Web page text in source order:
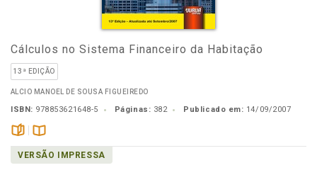
Cálculos no Sistema Financeiro da Habitação
13ª EDIÇÃO
ALCIO MANOEL DE SOUSA FIGUEIREDO
ISBN: 978853621648-5 Páginas: 382 Publicado em: 14/09/2007
páginasDisponível
na
VERSÃO IMPRESSA